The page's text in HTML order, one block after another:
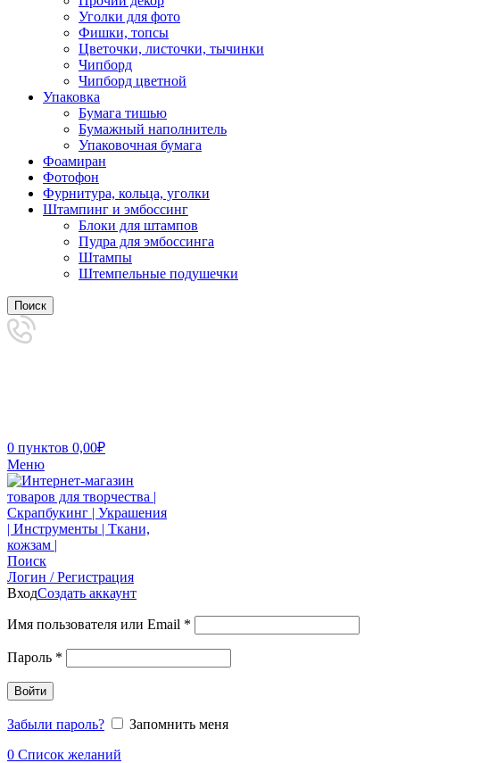
Уголки для фото
Фишки, топсы
Цветочки, листочки, тычинки
Чипборд
Чипборд цветной
Упаковка
Бумага тишью
Бумажный наполнитель
Упаковочная бумага
Фоамиран
Фотофон
Фурнитура, кольца, уголки
Штампинг и эмбоссинг
Блоки для штампов
Пудра для эмбоссинга
Штампы
Штемпельные подушечки
Поиск
0 пунктов 0,00₽
Меню
Поиск
Логин / Регистрация
ВходСоздать аккаунт
Имя пользователя или Email *
Пароль *
Войти
Забыли пароль?
Запомнить меня
0 Список желаний